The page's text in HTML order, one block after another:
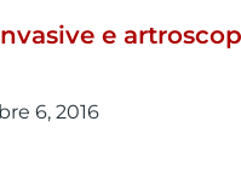
e
6, 2016